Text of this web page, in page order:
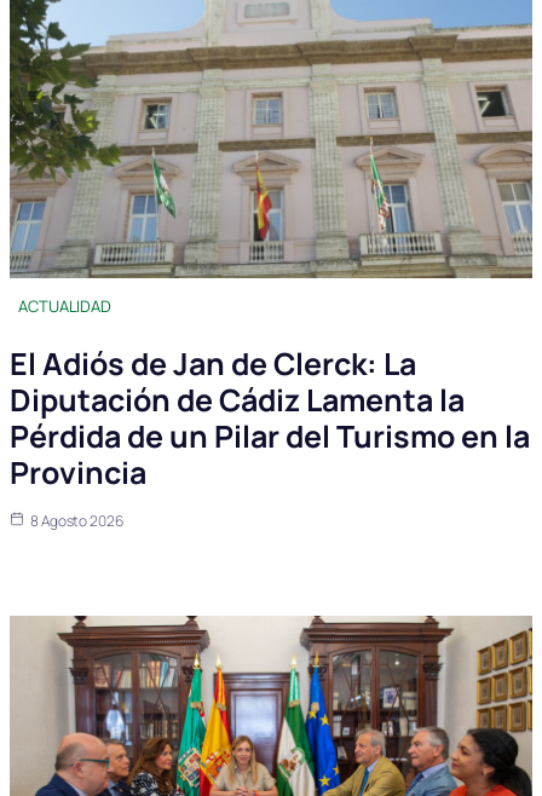
ACTUALIDAD
El Adiós de Jan de Clerck: La
Diputación de Cádiz Lamenta la
Pérdida de un Pilar del Turismo en la
Provincia
8 Agosto 2026